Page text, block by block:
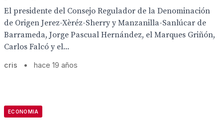
El presidente del Consejo Regulador de la Denominación
de Origen Jerez-Xèréz-Sherry y Manzanilla-Sanlúcar de
Barrameda, Jorge Pascual Hernández, el Marques Griñón,
Carlos Falcó y el...
cris • hace 19 años
ECONOMIA